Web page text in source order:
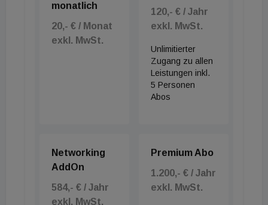
monatlich
20,- € / Monat
exkl. MwSt.
120,- € / Jahr
exkl. MwSt.
Unlimitierter
Zugang zu allen
Leistungen inkl.
5 Personen
Abos
Networking
AddOn
584,- € / Jahr
exkl. MwSt.
Premium Abo
1.200,- € / Jahr
exkl. MwSt.